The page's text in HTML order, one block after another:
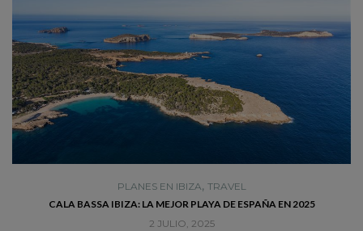
PLANES EN IBIZA, TRAVEL
CALA BASSA IBIZA: LA MEJOR PLAYA DE ESPAÑA EN 2025
2 JULIO, 2025